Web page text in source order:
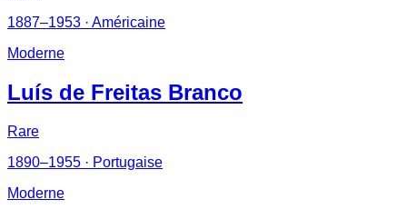
1887–1953 · Américaine
Moderne
Luís de Freitas Branco
Rare
1890–1955 · Portugaise
Moderne